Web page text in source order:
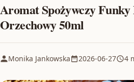
Aromat Spożywczy Funky
Orzechowy 50ml
Monika Jankowska 2026-06-27 4